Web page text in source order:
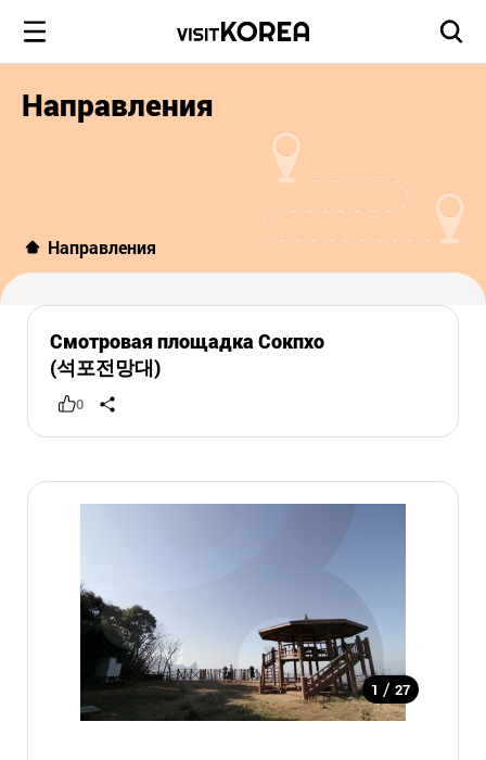
Направления
Направления
Смотровая площадка Сокпхо
(석포전망대)
0
1 / 27